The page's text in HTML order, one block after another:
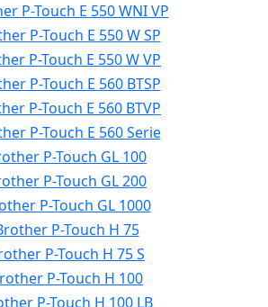
P-Touch E 550 WNI VP
P-Touch E 550 W SP
P-Touch E 550 W VP
P-Touch E 560 BTSP
P-Touch E 560 BTVP
P-Touch E 560 Serie
P-Touch GL 100
P-Touch GL 200
P-Touch GL 1000
P-Touch H 75
P-Touch H 75 S
P-Touch H 100
P-Touch H 100 LB